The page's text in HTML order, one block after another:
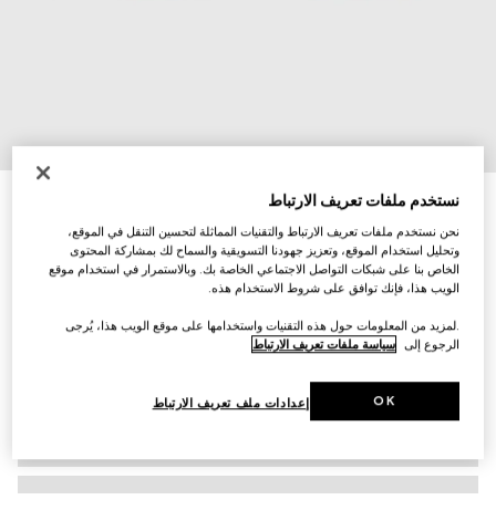
نظارات شمسية بإطار مستطيل الشكل
SAR 1,550
تنويعاتأسود
نستخدم ملفات تعريف الارتباط
نحن نستخدم ملفات تعريف الارتباط والتقنيات المماثلة لتحسين التنقل في الموقع،
وتحليل استخدام الموقع، وتعزيز جهودنا التسويقية والسماح لك بمشاركة المحتوى
الخاص بنا على شبكات التواصل الاجتماعي الخاصة بك. وبالاستمرار في استخدام موقع
الويب هذا، فإنك توافق على شروط الاستخدام هذه.
.لمزيد من المعلومات حول هذه التقنيات واستخدامها على موقع الويب هذا، يُرجى
الرجوع إلى سياسة ملفات تعريف الارتباط
إعدادات ملف تعريف الارتباط OK